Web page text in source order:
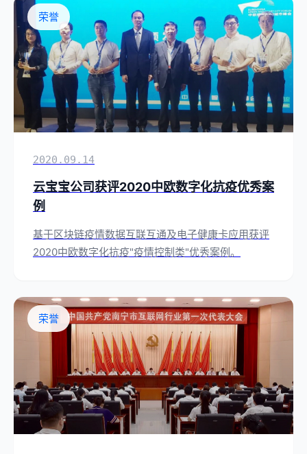
荣誉
2020.09.14
云宝宝公司获评2020中欧数字化抗疫优秀案
例
基于区块链疫情数据互联互通及电子健康卡应用获评
2020中欧数字化抗疫"疫情控制类"优秀案例。
荣誉